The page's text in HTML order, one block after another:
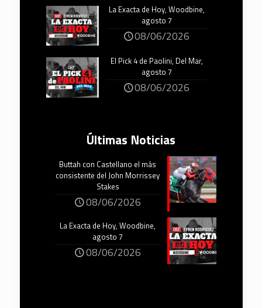
La Exacta de Hoy, Woodbine,
agosto 7
08/06/2026
El Pick 4 de Paolini, Del Mar,
agosto 7
08/06/2026
Últimas Noticias
Buttah con Castellano el más
consistente del John Morrissey
Stakes
08/06/2026
La Exacta de Hoy, Woodbine,
agosto 7
08/06/2026